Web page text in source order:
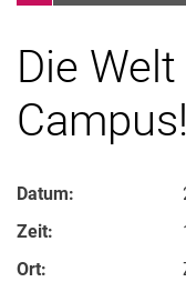
Die
Campus!
Datum:
Zeit:
Ort: